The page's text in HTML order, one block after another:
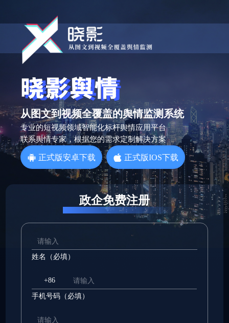
从图文到视频全覆盖的舆情监测系统
专业的短视频领域智能化标杆舆情应用平台
联系舆情专家，根据您的需求定制解决方案
正式版安卓下载 正式版IOS下载
政企免费注册
姓名（必填）
+86
手机号码（必填）